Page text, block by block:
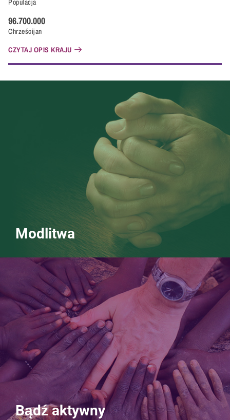
Populacja
Chrześcijan
96.700.000
CZYTAJ OPIS KRAJU
Modlitwa
Bądź aktywny